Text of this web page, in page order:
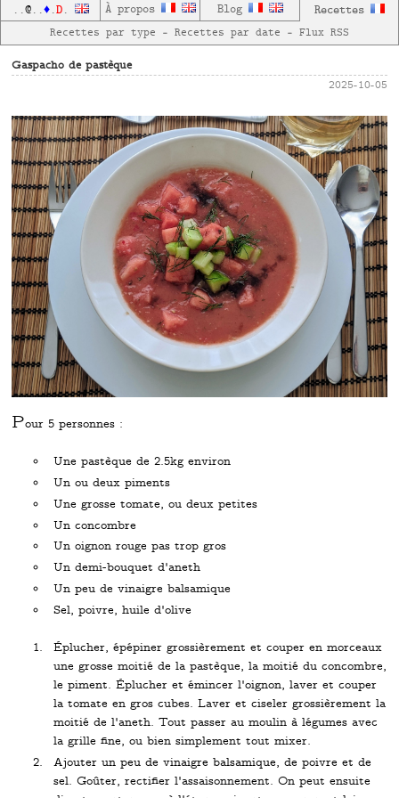
..@..♦.D. À propos Blog Recettes
Recettes par type — Recettes par date — Flux RSS
Gaspacho de pastèque
2025-10-05
Pour 5 personnes :
Une pastèque de 2.5kg environ
Un ou deux piments
Une grosse tomate, ou deux petites
Un concombre
Un oignon rouge pas trop gros
Un demi-bouquet d'aneth
Un peu de vinaigre balsamique
Sel, poivre, huile d'olive
Éplucher, épépiner grossièrement et couper en morceaux
une grosse moitié de la pastèque, la moitié du concombre,
le piment. Éplucher et émincer l'oignon, laver et couper
la tomate en gros cubes. Laver et ciseler grossièrement la
moitié de l'aneth. Tout passer au moulin à légumes avec
la grille fine, ou bien simplement tout mixer.
Ajouter un peu de vinaigre balsamique, de poivre et de
sel. Goûter, rectifier l'assaisonnement. On peut ensuite